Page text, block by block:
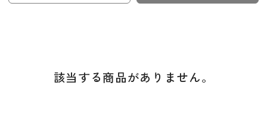
該当する商品がありません。